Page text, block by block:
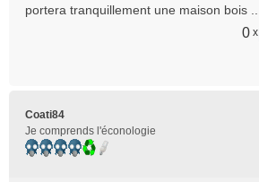
n
portera tranquillement une maison bois ...
0 x
Coati84
Je comprends l'éconologie